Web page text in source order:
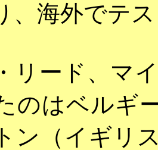
、海外でテ
ード、マ
のはベルギ
ン（イギリ